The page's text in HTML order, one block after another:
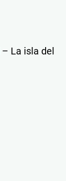
– La isla del